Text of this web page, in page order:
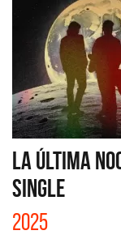
LA ÚLTIMA
SINGLE
2025